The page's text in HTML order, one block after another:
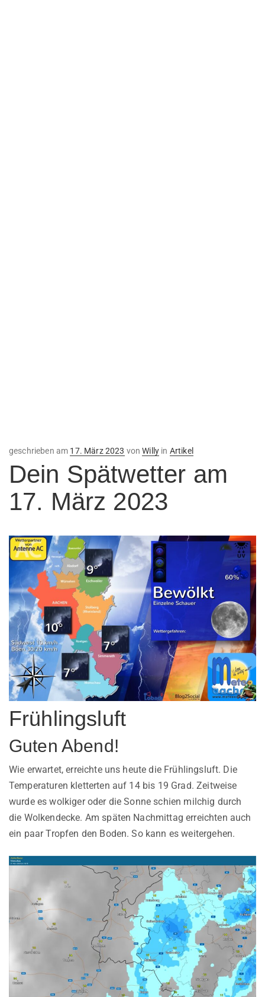
geschrieben am Veröffentlicht
am
17. März 2023 vonWilly in Artikel
Dein Spätwetter am
17. März 2023
Frühlingsluft
Guten Abend!
Wie erwartet, erreichte uns heute die Frühlingsluft. Die
Temperaturen kletterten auf 14 bis 19 Grad. Zeitweise
wurde es wolkiger oder die Sonne schien milchig durch
die Wolkendecke. Am späten Nachmittag erreichten auch
ein paar Tropfen den Boden. So kann es weitergehen.